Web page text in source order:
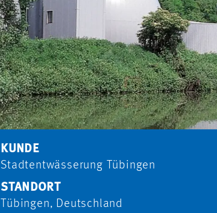
KUNDE
Stadtent­wässerung Tübingen
STANDORT
Tübingen, Deutschland